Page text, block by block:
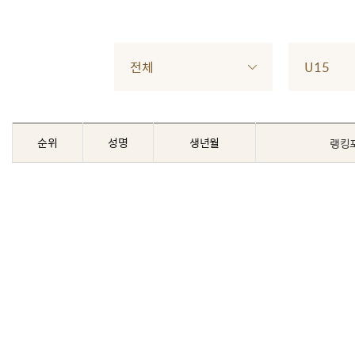
전체 U15
순위 성명 생년월 랭킹